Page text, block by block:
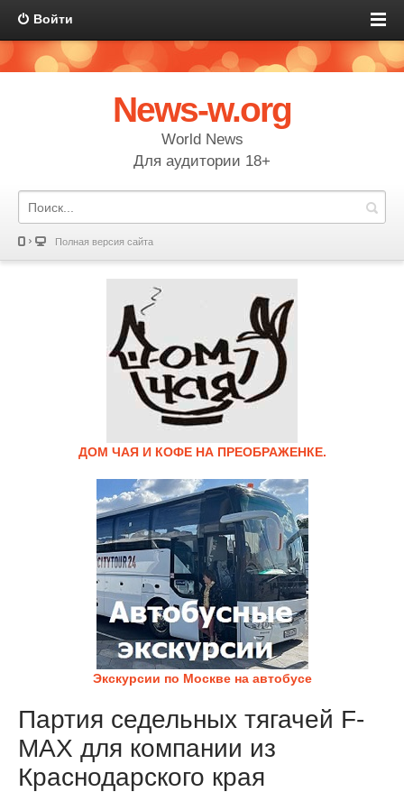
Войти
News-w.org
World News
Для аудитории 18+
Полная версия сайта
ДОМ ЧАЯ И КОФЕ НА ПРЕОБРАЖЕНКЕ.
Экскурсии по Москве на автобусе
Партия седельных тягачей F-
MAX для компании из
Краснодарского края